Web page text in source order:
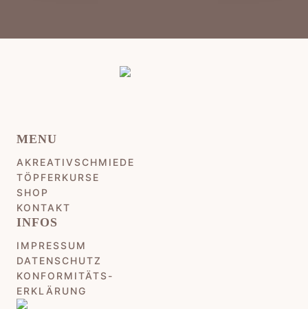
MENU
AKREATIVSCHMIEDE
TÖPFERKURSE
SHOP
KONTAKT
INFOS
IMPRESSUM
DATENSCHUTZ
KONFORMITÄTS-
ERKLÄRUNG